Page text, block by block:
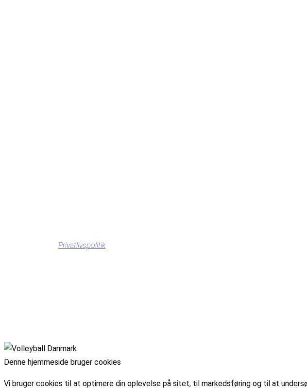
Privatlivspolitik
Denne hjemmeside bruger cookies
Vi bruger cookies til at optimere din oplevelse på sitet, til markedsføring og til at